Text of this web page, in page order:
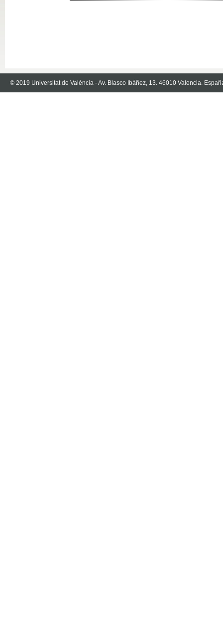
© 2019 Universitat de València - Av. Blasco Ibáñez, 13. 46010 Valencia.